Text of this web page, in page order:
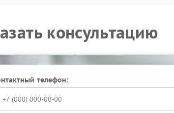
консультацию
телефон: